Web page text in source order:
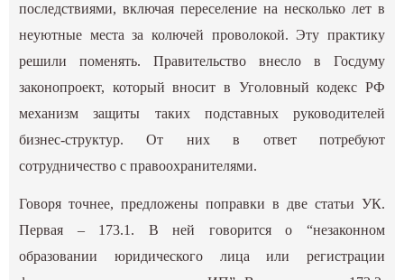
последствиями, включая переселение на несколько лет в
неуютные места за колючей проволокой. Эту практику
решили поменять. Правительство внесло в Госдуму
законопроект, который вносит в Уголовный кодекс РФ
механизм защиты таких подставных руководителей
бизнес-структур. От них в ответ потребуют
сотрудничество с правоохранителями.
Говоря точнее, предложены поправки в две статьи УК.
Первая – 173.1. В ней говорится о “незаконном
образовании юридического лица или регистрации